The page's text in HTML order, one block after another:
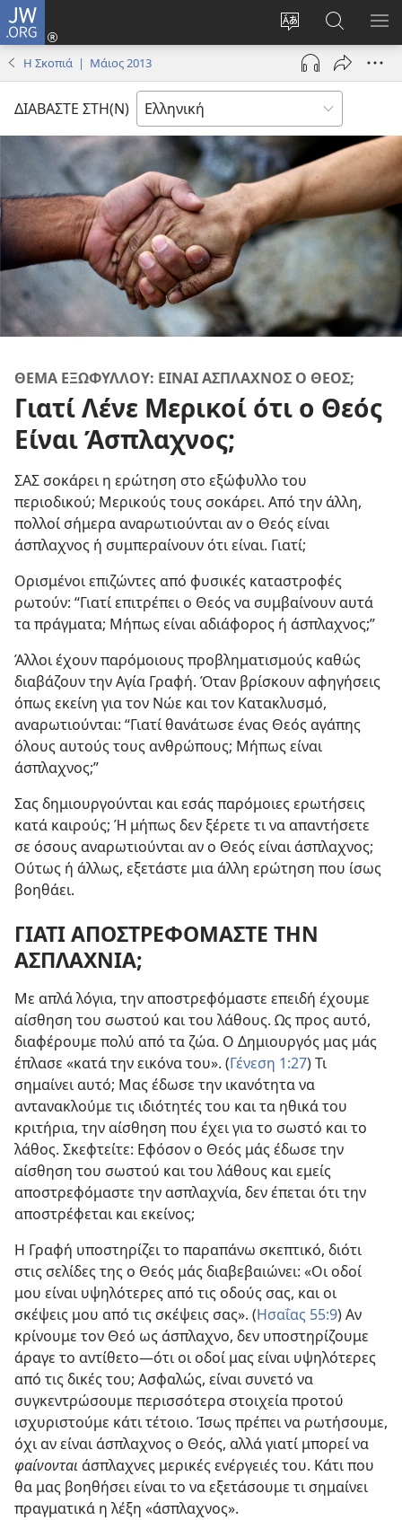
JW.ORG
Αλλαγή
γλώσσας
ιστότοπου
Σύνδεση
(ανοίγει
παράθυρο)
στο
JW.ORG
Η Σκοπιά | Μάιος 2013
ΔΙΑΒΑΣΤΕ ΣΤΗ(Ν)
ΘΕΜΑ ΕΞΩΦΥΛΛΟΥ: ΕΙΝΑΙ ΑΣΠΛΑΧΝΟΣ Ο ΘΕΟΣ;
Γιατί Λένε Μερικοί ότι ο Θεός
Είναι Άσπλαχνος;
ΣΑΣ σοκάρει η ερώτηση στο εξώφυλλο του
περιοδικού; Μερικούς τους σοκάρει. Από την άλλη,
πολλοί σήμερα αναρωτιούνται αν ο Θεός είναι
άσπλαχνος ή συμπεραίνουν ότι είναι. Γιατί;
Ορισμένοι επιζώντες από φυσικές καταστροφές
ρωτούν: “Γιατί επιτρέπει ο Θεός να συμβαίνουν αυτά
τα πράγματα; Μήπως είναι αδιάφορος ή άσπλαχνος;”
Άλλοι έχουν παρόμοιους προβληματισμούς καθώς
διαβάζουν την Αγία Γραφή. Όταν βρίσκουν αφηγήσεις
όπως εκείνη για τον Νώε και τον Κατακλυσμό,
αναρωτιούνται: “Γιατί θανάτωσε ένας Θεός αγάπης
όλους αυτούς τους ανθρώπους; Μήπως είναι
άσπλαχνος;”
Σας δημιουργούνται και εσάς παρόμοιες ερωτήσεις
κατά καιρούς; Ή μήπως δεν ξέρετε τι να απαντήσετε
σε όσους αναρωτιούνται αν ο Θεός είναι άσπλαχνος;
Ούτως ή άλλως, εξετάστε μια άλλη ερώτηση που ίσως
βοηθάει.
ΓΙΑΤΙ ΑΠΟΣΤΡΕΦΟΜΑΣΤΕ ΤΗΝ
ΑΣΠΛΑΧΝΙΑ;
Με απλά λόγια, την αποστρεφόμαστε επειδή έχουμε
αίσθηση του σωστού και του λάθους. Ως προς αυτό,
διαφέρουμε πολύ από τα ζώα. Ο Δημιουργός μας μάς
έπλασε «κατά την εικόνα του». (Γένεση 1:27) Τι
σημαίνει αυτό; Μας έδωσε την ικανότητα να
αντανακλούμε τις ιδιότητές του και τα ηθικά του
κριτήρια, την αίσθηση που έχει για το σωστό και το
λάθος. Σκεφτείτε: Εφόσον ο Θεός μάς έδωσε την
αίσθηση του σωστού και του λάθους και εμείς
αποστρεφόμαστε την ασπλαχνία, δεν έπεται ότι την
αποστρέφεται και εκείνος;
Η Γραφή υποστηρίζει το παραπάνω σκεπτικό, διότι
στις σελίδες της ο Θεός μάς διαβεβαιώνει: «Οι οδοί
μου είναι υψηλότερες από τις οδούς σας, και οι
σκέψεις μου από τις σκέψεις σας». (Ησαΐας 55:9) Αν
κρίνουμε τον Θεό ως άσπλαχνο, δεν υποστηρίζουμε
άραγε το αντίθετο​—ότι οι οδοί μας είναι υψηλότερες
από τις δικές του; Ασφαλώς, είναι συνετό να
συγκεντρώσουμε περισσότερα στοιχεία προτού
ισχυριστούμε κάτι τέτοιο. Ίσως πρέπει να ρωτήσουμε,
όχι αν είναι άσπλαχνος ο Θεός, αλλά γιατί μπορεί να
φαίνονται άσπλαχνες μερικές ενέργειές του. Κάτι που
θα μας βοηθήσει είναι το να εξετάσουμε τι σημαίνει
πραγματικά η λέξη «άσπλαχνος».